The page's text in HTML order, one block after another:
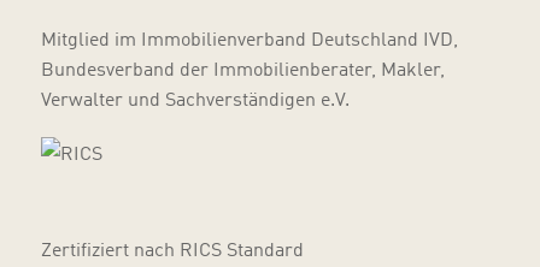
Mitglied im Immobilienverband Deutschland IVD,
Bundesverband der Immobilienberater, Makler,
Verwalter und Sachverständigen e.V.
Zertifiziert nach RICS Standard